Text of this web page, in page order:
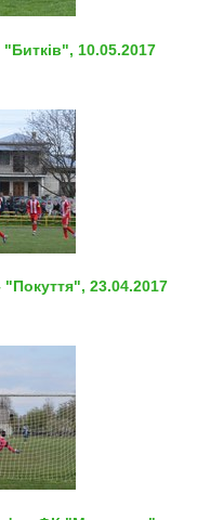
10.05.2017
23.04.2017